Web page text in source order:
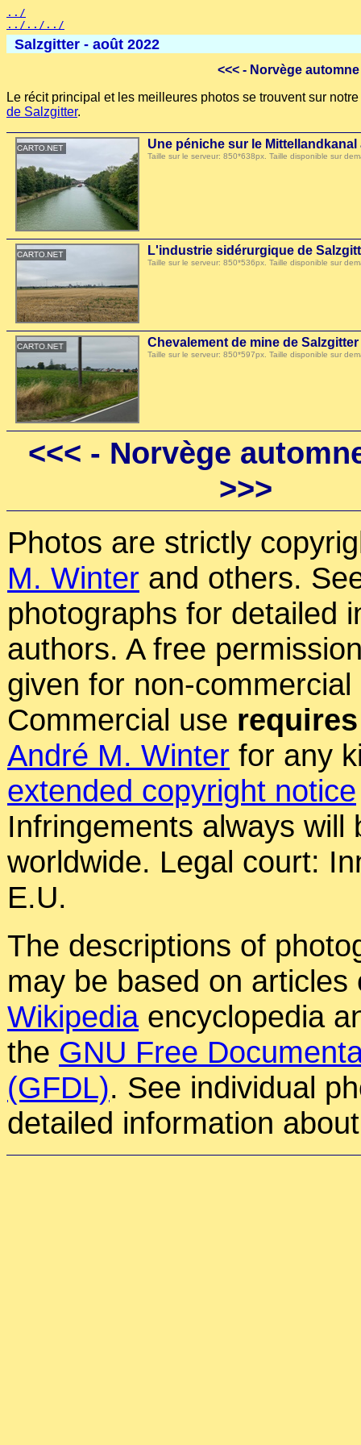
../
../../../
Salzgitter - août 2022
<<<- Norvège
Le récit principal et les meilleures photos se trouvent sur
de Salzgitter.
Une péniche sur le Mittellandkanal
Taille sur le serveur: 850*638px. Taille disponible sur
L'industrie sidérurgique de
Taille sur le serveur: 850*536px. Taille disponible sur
Chevalement de mine de Salzgitter
Taille sur le serveur: 850*597px. Taille disponible sur
<<< - Norvège
>>>
Photos are strictly
M. Winter and others.
photographs for detailed
authors. A free
given for non-
Commercial use requires
André M. Winter for any
extended copyright notice
Infringements always will
worldwide. Legal court:
E.U.
The descriptions of
may be based on articles
Wikipediaencyclopedia
the GNU Free
(GFDL). See individual
detailed information